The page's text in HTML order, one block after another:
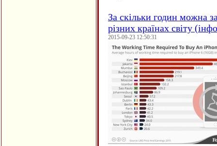
За скільки годин можна
різних країнах світу
2015-09-23 12:50:31